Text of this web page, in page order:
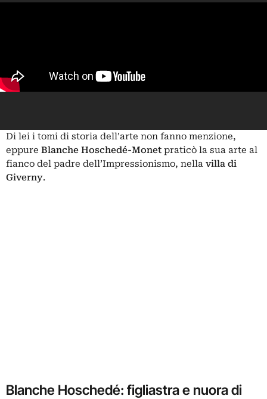
Di lei i tomi di storia dell’arte non fanno menzione,
eppure Blanche Hoschedé-Monet praticò la sua arte al
fianco del padre dell’Impressionismo, nella villa di
Giverny.
Blanche Hoschedé: figliastra e nuora di